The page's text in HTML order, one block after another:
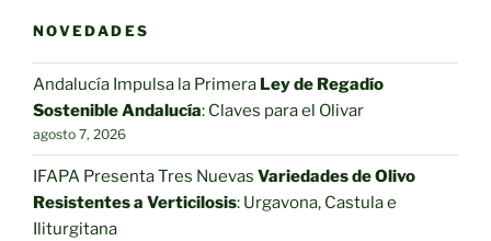
pueden
elegir
la
página
de
pueden
NOVEDADES
Andalucía Impulsa la Primera Ley de Regadío
Sostenible Andalucía: Claves para el Olivar
agosto 7, 2026
IFAPA Presenta Tres Nuevas Variedades de Olivo
Resistentes a Verticilosis: Urgavona, Castula e
Iliturgitana